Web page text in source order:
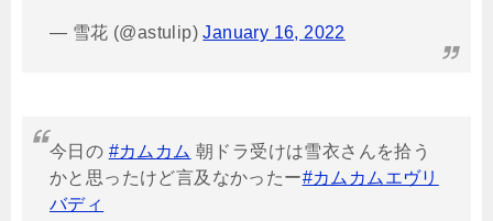
— 雪花 (@astulip)January 16, 2022
今日の #カムカム 朝ドラ受けは雪衣さんを拾う
かと思ったけど言及なかったー#カムカムエヴリ
バディ